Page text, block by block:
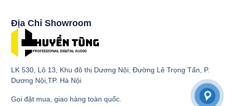
Địa Chỉ Showroom
LK 530, Lô 13, Khu đô thị Dương Nội, Đường Lê Trọng Tấn, P.
Dương Nội,TP. Hà Nội
Gọi đặt mua, giao hàng toàn quốc.